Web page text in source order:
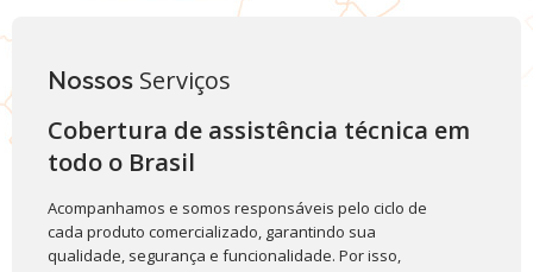
Nossos Serviços
Cobertura de assistência técnica em
todo o Brasil
Acompanhamos e somos responsáveis pelo ciclo de
cada produto comercializado, garantindo sua
qualidade, segurança e funcionalidade. Por isso,